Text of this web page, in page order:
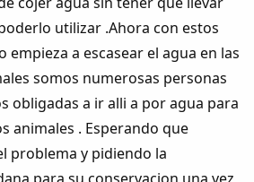
utilizar .Ahora con estos
empieza a escasear el agua en las
somos numerosas personas
obligadas a ir alli a por agua para
animales . Esperando que
problema y pidiendo la